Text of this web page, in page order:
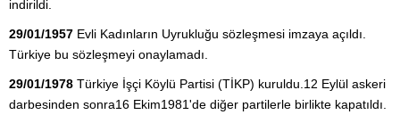
indirildi.
29/01/1957 Evli Kadınların Uyrukluğu sözleşmesi imzaya açıldı.
Türkiye bu sözleşmeyi onaylamadı.
29/01/1978 Türkiye İşçi Köylü Partisi (TİKP) kuruldu.12 Eylül askeri
darbesinden sonra16 Ekim1981'de diğer partilerle birlikte kapatıldı.